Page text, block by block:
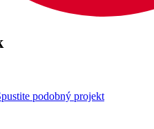
podobný projekt